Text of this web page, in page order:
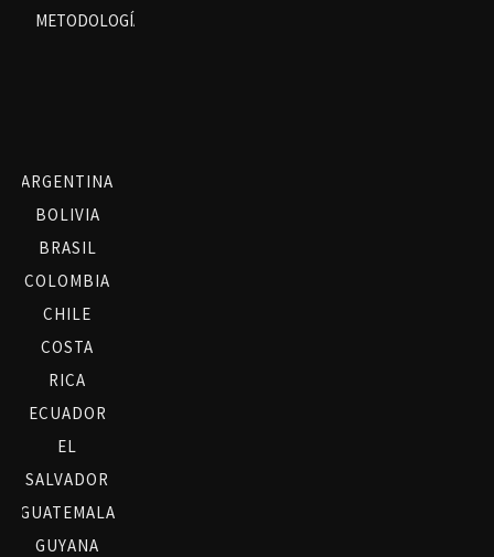
METODOLOGÍA
ARGENTINA
BOLIVIA
BRASIL
COLOMBIA
CHILE
COSTA
RICA
ECUADOR
EL
SALVADOR
GUATEMALA
GUYANA